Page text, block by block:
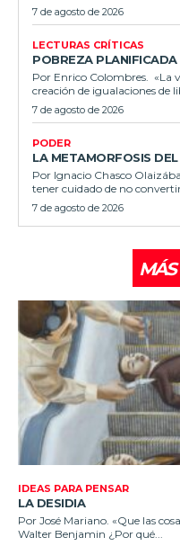
7 de agosto de 2026
LECTURAS CRÍTICAS
POBREZA PLANIFICADA
Por Enrico Colombres. «La
creación de igualaciones de
7 de agosto de 2026
PODER
LA METAMORFOSIS
Por Ignacio Chasco
tener cuidado de no
7 de agosto de 2026
MÁS
IDEAS PARA PENSAR
LA DESIDIA
Por José Mariano. «Que las
Walter Benjamin ¿Por qué...